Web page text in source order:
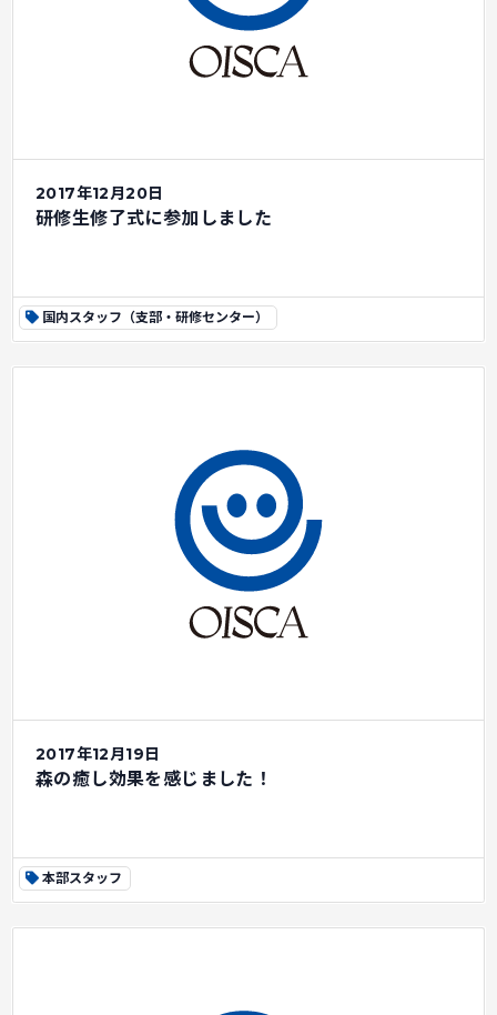
2017年12月20日
研修生修了式に参加しました
国内スタッフ（支部・研修センター）
2017年12月19日
森の癒し効果を感じました！
本部スタッフ